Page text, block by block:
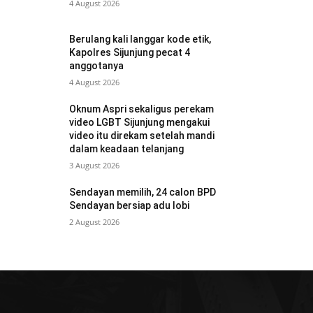
4 August 2026
Berulang kali langgar kode etik,
Kapolres Sijunjung pecat 4
anggotanya
4 August 2026
Oknum Aspri sekaligus perekam
video LGBT Sijunjung mengakui
video itu direkam setelah mandi
dalam keadaan telanjang
3 August 2026
Sendayan memilih, 24 calon BPD
Sendayan bersiap adu lobi
2 August 2026